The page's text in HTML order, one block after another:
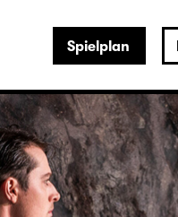
Spielplan